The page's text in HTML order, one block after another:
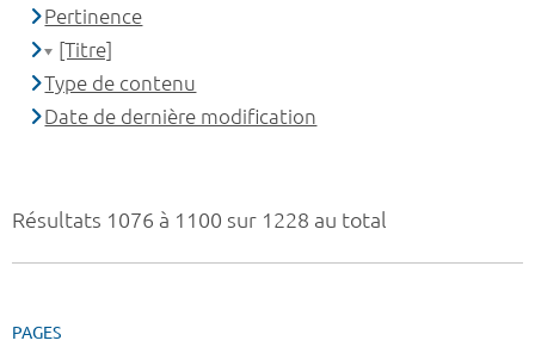
Résultats 1076 à 1100 sur 1228 au total
PAGES
Pertinence
[Titre]
Type de contenu
Date de dernière modification